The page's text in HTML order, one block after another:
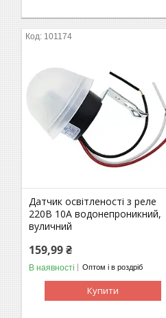
101174
Датчик освітленості з реле
220В 10А водонепроникний,
вуличний
159,99 ₴
В наявності Оптом і в роздріб
Купити